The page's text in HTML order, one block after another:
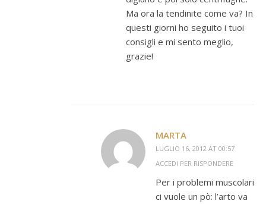
Ma ora la tendinite come va? In
questi giorni ho seguito i tuoi
consigli e mi sento meglio,
grazie!
MARTA
LUGLIO 16, 2012 AT 00:57
ACCEDI PER RISPONDERE
Per i problemi muscolari
ci vuole un pò: l’arto va